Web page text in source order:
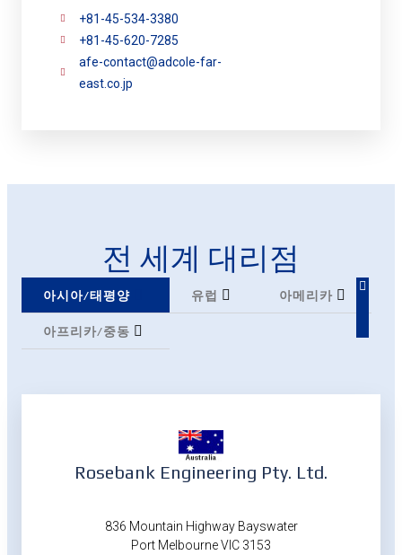
+81-45-534-3380
+81-45-620-7285
afe-contact@adcole-far-
east.co.jp
전 세계 대리점
아시아/태평양 유럽 아메리카
아프리카/중동
Rosebank Engineering Pty. Ltd.
836 Mountain Highway Bayswater
Port Melbourne VIC 3153